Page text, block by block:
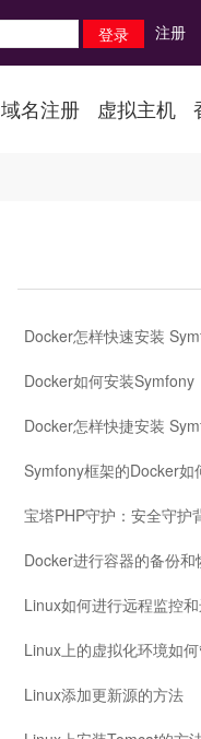
注册
域名注册 虚拟主机
Docker怎样快速安装
Docker如何安装Symfony
Docker怎样快捷安装
Symfony框架的Docker如
宝塔PHP守护：安全守护
Docker进行容器的备份
Linux如何进行远程监控
Linux上的虚拟化环境如
Linux添加更新源的方法